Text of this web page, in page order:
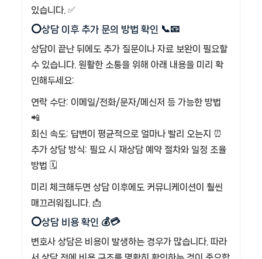
있습니다. ✅
⭕상담 이후 추가 문의 방법 확인 📞📧
상담이 끝난 뒤에도 추가 질문이나 자료 보완이 필요할
수 있습니다. 원활한 소통을 위해 아래 내용을 미리 확
인해두세요:
연락 수단: 이메일/전화/문자/메신저 등 가능한 방법
📲
회신 속도: 답변이 평균적으로 얼마나 빨리 오는지 ⏰
추가 상담 방식: 필요 시 재상담 예약 절차와 일정 조율
방법 🗓️
미리 체크해두면 상담 이후에도 커뮤니케이션이 훨씬
매끄러워집니다. 📩
⭕상담 비용 확인 💰💳
변호사 상담은 비용이 발생하는 경우가 많습니다. 따라